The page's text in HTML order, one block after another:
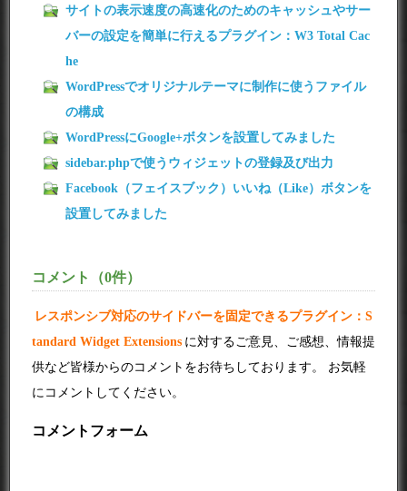
サイトの表示速度の高速化のためのキャッシュやサー
バーの設定を簡単に行えるプラグイン：W3 Total Cac
he
WordPressでオリジナルテーマに制作に使うファイル
の構成
WordPressにGoogle+ボタンを設置してみました
sidebar.phpで使うウィジェットの登録及び出力
Facebook（フェイスブック）いいね（Like）ボタンを
設置してみました
コメント（0件）
レスポンシブ対応のサイドバーを固定できるプラグイン：S
tandard Widget Extensions に対するご意見、ご感想、情報提
供など皆様からのコメントをお待ちしております。 お気軽
にコメントしてください。
コメントフォーム